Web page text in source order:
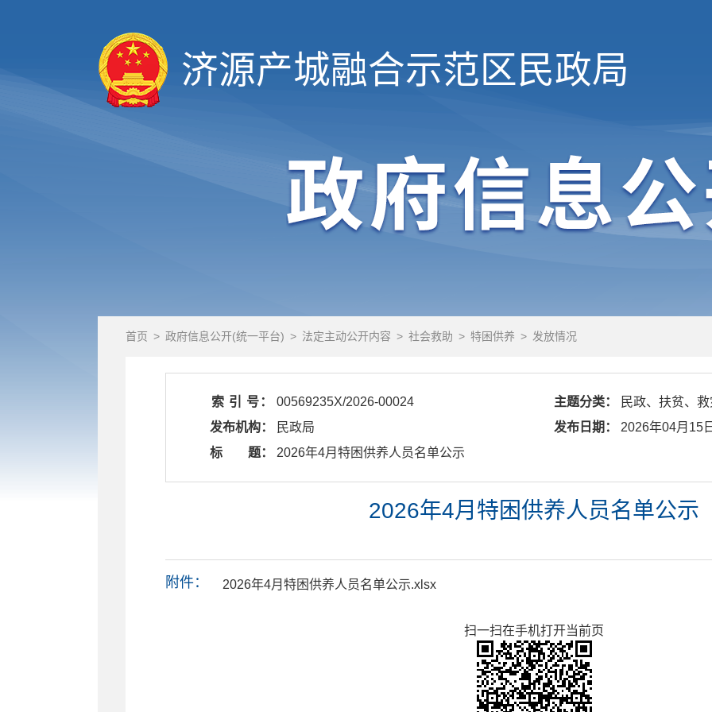
济源产城融合示范区 民政局
首页 > 政府信息公开(统一平台) > 法定主动公开内容 > 社会救助 > 特困供养 > 发放情况
索 引 号： 00569235X/2026-00024 主题分类：
民政、扶贫、
发布机构：
民政局 发布日期：
2026年04月15
标 题：
​ 2026年4月特困供养人员名单公示
2026年4月特困供养人员名单公示
附件： 2026年4月特困供养人员名单公示.xlsx
扫一扫在手机打开当前页